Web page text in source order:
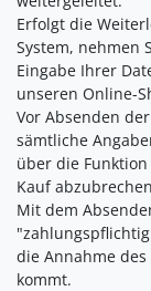
Erfolgt die
System, nehmen
Eingabe Ihrer
unseren Online-
Vor Absenden
sämtliche
über die
Kauf
Mit dem
die Annahme
kommt.